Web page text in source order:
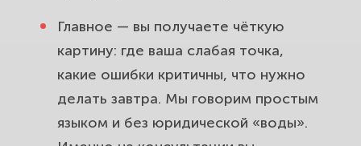
Главное — вы получаете чёткую
картину: где ваша слабая точка,
какие ошибки критичны, что нужно
делать завтра. Мы говорим простым
языком и без юридической «воды».